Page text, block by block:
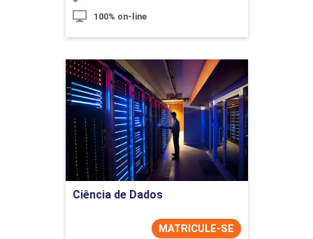
100% on-line
Ciência de Dados
MATRICULE-SE
Ciência de Dados
Detalhes do curso
Ir para Inscrição